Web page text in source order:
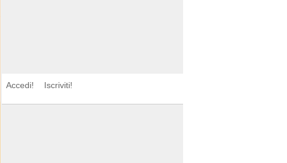
Accedi! Iscriviti!